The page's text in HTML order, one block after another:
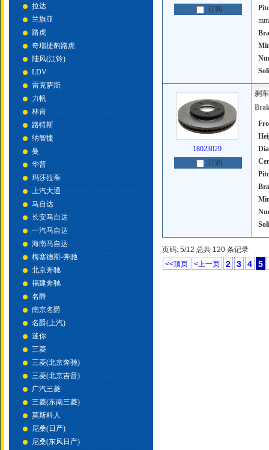
订购
mm
订购
18023029
刹
页码: 5/12 总共 120 条记录
<<顶页
<上一页 2 3 4 5
拉达
兰旗亚
路虎
奇瑞捷豹路虎
陆风(江铃)
LDV
雷克萨斯
力帆
林肯
路特斯
纳智捷
曼
华普
玛莎拉蒂
上汽大通
马自达
长安马自达
一汽马自达
海南马自达
梅塞德斯-奔驰
北京奔驰
福建奔驰
名爵
南京名爵
名爵(上汽)
迷你
三菱
三菱(北京奔驰)
三菱(北京吉普)
广汽三菱
三菱(东南三菱)
莫斯科人
尼桑(日产)
尼桑(东风日产)